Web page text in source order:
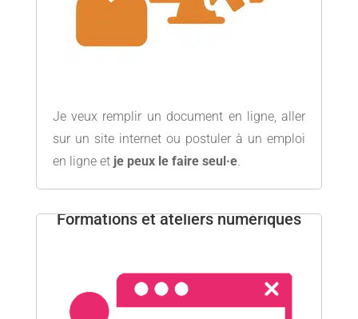
Je veux remplir un document en ligne, aller
sur un site internet ou postuler à un emploi
en ligne et je peux le faire seul·e.
Formations et ateliers numériques